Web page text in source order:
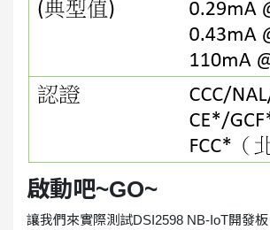
啟動吧~GO~
讓我們來實際測試DSI2598 NB-IoT開發